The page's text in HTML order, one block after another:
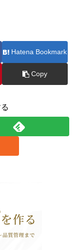
Hatena Bookmark
Copy